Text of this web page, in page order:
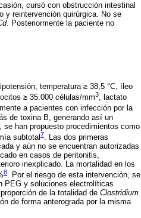
cursó con obstrucción intestinal
y reintervención quirúrgica. No se
. Posteriormente la paciente no
temperatura ≥ 38,5 °C, íleo
≥ 35.000 células/mm3, lactato
a pacientes con infección por la
de toxina B, generando así un
han propuesto procedimientos como
subtotal 7
. Las dos primeras
y aún no se encuentran autorizadas
en casos de peritonitis,
inexplicado. La mortalidad en los
8. Por el riesgo de esta intervención, se
PEG y soluciones electrolíticas
de la totalidad de Clostridium
de forma anterograda por la misma